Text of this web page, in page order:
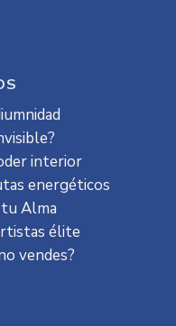
interior
energéticos
Alma
élite
vendes?